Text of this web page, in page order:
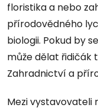
floristika a nebo
přírodovědného
biologii. Pokud by
může dělat řidičák
Zahradnictví a
Mezi vystavovateli